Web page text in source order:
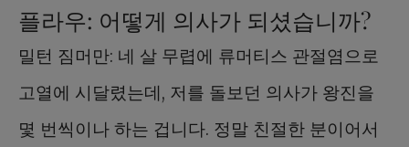
플라우: 어떻게 의사가 되셨습니까?
밀턴 짐머만: 네 살 무렵에 류머티스 관절염으로
고열에 시달렸는데, 저를 돌보던 의사가 왕진을
몇 번씩이나 하는 겁니다. 정말 친절한 분이어서